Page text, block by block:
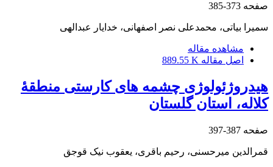
صفحه 373-385
سمیرا بیاتی، محمدعلی نصر اصفهانی، خدایار عبدالهی
مشاهده مقاله
اصل مقاله 889.55 K
هیدروژئولوژی چشمه ‏های کارستی منطقۀ
کلاله، استان گلستان
صفحه 387-397
قمرالدین میرحسنی، رحیم باقری، یعقوب نیک قوجق